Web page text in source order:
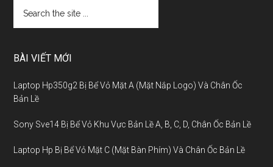
BÀI VIẾT MỚI
Laptop Hp350g2 Bị Bể Vỏ Mặt A (Mặt Nắp Logo) Và Chân Ốc
Bản Lề
Sony Sve14 Bị Bể Vỏ Khu Vực Bản Lề A, B, C, D, Chân Ốc Bản Lề
Laptop Hp Bị Bể Vỏ Mặt C (Mặt Bàn Phím) Và Chân Ốc Bản Lề